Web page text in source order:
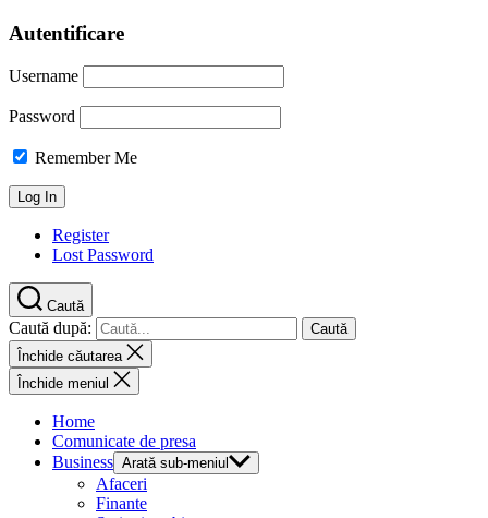
Autentificare
Username
Password
Remember Me
Register
Lost Password
Caută
Caută după:
Închide căutarea
Închide meniul
Home
Comunicate de presa
Business Arată sub-meniul
Afaceri
Finante